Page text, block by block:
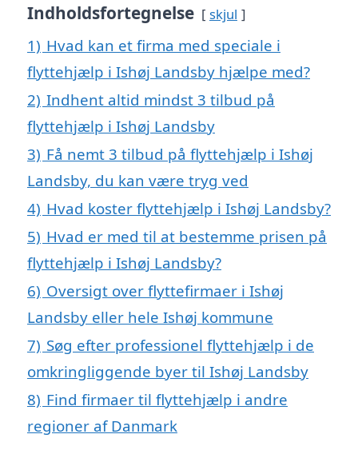
Indholdsfortegnelse skjul
1) Hvad kan et firma med speciale i
flyttehjælp i Ishøj Landsby hjælpe med?
2) Indhent altid mindst 3 tilbud på
flyttehjælp i Ishøj Landsby
3) Få nemt 3 tilbud på flyttehjælp i Ishøj
Landsby, du kan være tryg ved
4) Hvad koster flyttehjælp i Ishøj Landsby?
5) Hvad er med til at bestemme prisen på
flyttehjælp i Ishøj Landsby?
6) Oversigt over flyttefirmaer i Ishøj
Landsby eller hele Ishøj kommune
7) Søg efter professionel flyttehjælp i de
omkringliggende byer til Ishøj Landsby
8) Find firmaer til flyttehjælp i andre
regioner af Danmark